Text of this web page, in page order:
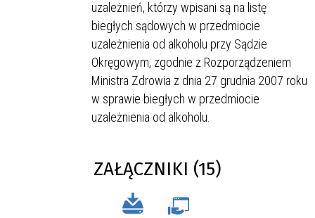
uzależnień, którzy wpisani są na listę
biegłych sądowych w przedmiocie
uzależnienia od alkoholu przy Sądzie
Okręgowym, zgodnie z Rozporządzeniem
Ministra Zdrowia z dnia 27 grudnia 2007 roku
w sprawie biegłych w przedmiocie
uzależnienia od alkoholu.
ZAŁĄCZNIKI (15)